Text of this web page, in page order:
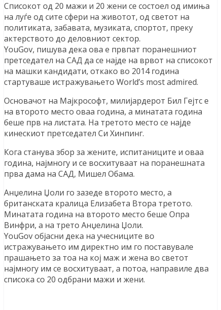
Списокот од 20 мажи и 20 жени се состоел од имиња
на луѓе од сите сфери на животот, од светот на
политиката, забавата, музиката, спортот, преку
актерството до деловниот сектор.
YouGov, пишува дека ова е првпат поранешниот
претседател на САД да се најде на врвот на списокот
на машки кандидати, откако во 2014 година
стартуваше истражувањето World’s most admired.
Основачот на Мајкрософт, милијардерот Бил Гејтс е
на второто место оваа година, а минатата година
беше прв на листата. На третото место се најде
кинескиот претседател Си Xинпинг.
Кога станува збор за жените, испитаниците и оваа
година, најмногу и се восхитуваат на поранешната
прва дама на САД, Мишел Обама.
Анџелина Џоли го зазеде второто место, а
британската кралица Елизабета Втора третото.
Минатата година на второто место беше Опра
Винфри, а на трето Анџелина Џоли.
YouGov објасни дека на учесниците во
истражувањето им директно им го поставувале
прашањето за тоа на кој маж и жена во светот
најмногу им се восхитуваат, а потоа, направиле два
списока со 20 одбрани мажи и жени.